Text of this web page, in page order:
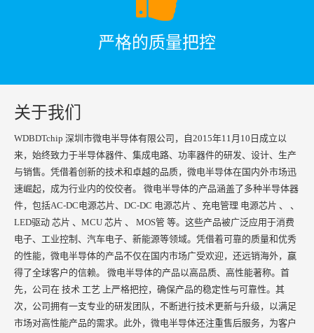
严格的质量把控
关于我们
WDBDTchip 深圳市微电半导体有限公司，自2015年11月10日成立以
来，始终致力于半导体器件、集成电路、功率器件的研发、设计、生产
与销售。凭借着创新的技术和卓越的品质，微电半导体在国内外市场迅
速崛起，成为行业内的佼佼者。 微电半导体的产品涵盖了多种半导体器
件，包括AC-DC电源芯片、DC-DC 电源芯片 、充电管理 电源芯片 、 、
LED驱动 芯片 、MCU 芯片 、 MOS管 等。这些产品被广泛应用于消费
电子、工业控制、汽车电子、新能源等领域。凭借着可靠的质量和优秀
的性能，微电半导体的产品不仅在国内市场广受欢迎，还远销海外，赢
得了全球客户的信赖。 微电半导体的产品以高品质、高性能著称。首
先，公司在 技术 工艺 上严格把控，确保产品的稳定性与可靠性。其
次，公司拥有一支专业的研发团队，不断进行技术更新与升级，以满足
市场对高性能产品的需求。此外，微电半导体还注重售后服务，为客户